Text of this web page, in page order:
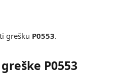
grešku P0553.
P0553